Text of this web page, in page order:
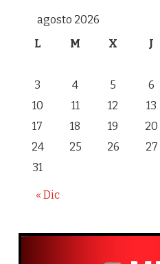
agosto 2026
L
M X J
« Dic
3
4 5 6
10
11 12 13
17
18 19 20
24
25 26 27
31